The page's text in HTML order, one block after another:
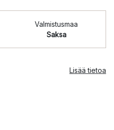
Valmistusmaa
Saksa
Lisää tietoa